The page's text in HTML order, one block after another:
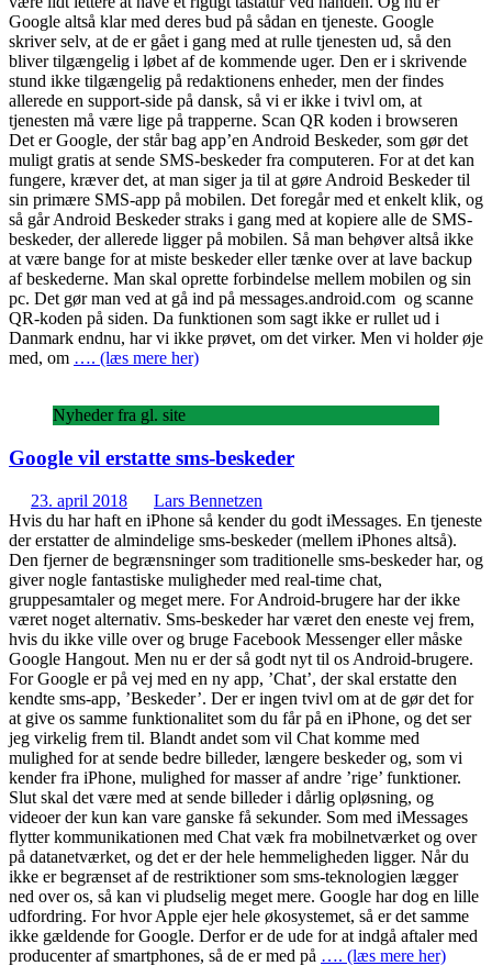
Google altså klar med deres bud på sådan en tjeneste. Google
skriver selv, at de er gået i gang med at rulle tjenesten ud, så den
bliver tilgængelig i løbet af de kommende uger. Den er i skrivende
stund ikke tilgængelig på redaktionens enheder, men der findes
allerede en support-side på dansk, så vi er ikke i tvivl om, at
tjenesten må være lige på trapperne. Scan QR koden i browseren
Det er Google, der står bag app’en Android Beskeder, som gør det
muligt gratis at sende SMS-beskeder fra computeren. For at det kan
fungere, kræver det, at man siger ja til at gøre Android Beskeder til
sin primære SMS-app på mobilen. Det foregår med et enkelt klik, og
så går Android Beskeder straks i gang med at kopiere alle de SMS-
beskeder, der allerede ligger på mobilen. Så man behøver altså ikke
at være bange for at miste beskeder eller tænke over at lave backup
af beskederne. Man skal oprette forbindelse mellem mobilen og sin
pc. Det gør man ved at gå ind på messages.android.com og scanne
QR-koden på siden. Da funktionen som sagt ikke er rullet ud i
Danmark endnu, har vi ikke prøvet, om det virker. Men vi holder øje
med, om …. (læs mere her)
Nyheder fra gl. site
Google vil erstatte sms-beskeder
23. april 2018
Lars Bennetzen
Hvis du har haft en iPhone så kender du godt iMessages. En tjeneste
der erstatter de almindelige sms-beskeder (mellem iPhones altså).
Den fjerner de begrænsninger som traditionelle sms-beskeder har, og
giver nogle fantastiske muligheder med real-time chat,
gruppesamtaler og meget mere. For Android-brugere har der ikke
været noget alternativ. Sms-beskeder har været den eneste vej frem,
hvis du ikke ville over og bruge Facebook Messenger eller måske
Google Hangout. Men nu er der så godt nyt til os Android-brugere.
For Google er på vej med en ny app, ’Chat’, der skal erstatte den
kendte sms-app, ’Beskeder’. Der er ingen tvivl om at de gør det for
at give os samme funktionalitet som du får på en iPhone, og det ser
jeg virkelig frem til. Blandt andet som vil Chat komme med
mulighed for at sende bedre billeder, længere beskeder og, som vi
kender fra iPhone, mulighed for masser af andre ’rige’ funktioner.
Slut skal det være med at sende billeder i dårlig opløsning, og
videoer der kun kan vare ganske få sekunder. Som med iMessages
flytter kommunikationen med Chat væk fra mobilnetværket og over
på datanetværket, og det er der hele hemmeligheden ligger. Når du
ikke er begrænset af de restriktioner som sms-teknologien lægger
ned over os, så kan vi pludselig meget mere. Google har dog en lille
udfordring. For hvor Apple ejer hele økosystemet, så er det samme
ikke gældende for Google. Derfor er de ude for at indgå aftaler med
producenter af smartphones, så de er med på …. (læs mere her)